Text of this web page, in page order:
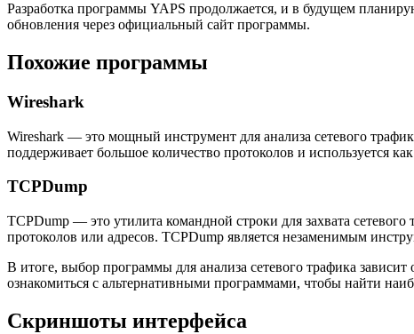
Разработка программы YAPS продолжается, и в будущем
обновления через официальный сайт программы.
Похожие программы
Wireshark
Wireshark — это мощный инструмент для анализа сетевого
поддерживает большое количество протоколов и
TCPDump
TCPDump — это утилита командной строки для захвата
протоколов или адресов. TCPDump является незаменимым
В итоге, выбор программы для анализа сетевого трафика
ознакомиться с альтернативными программами, чтобы найти
Скриншоты интерфейса